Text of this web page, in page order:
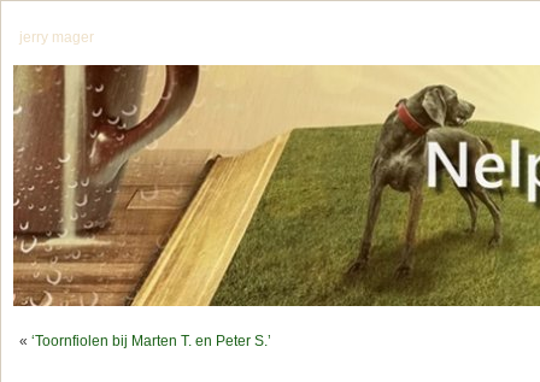
jerry mager
« ‘Toornfiolen bij Marten T. en Peter S.’